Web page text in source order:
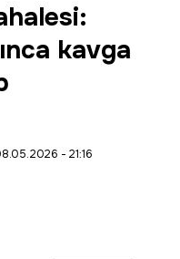
kavga
- 21:16